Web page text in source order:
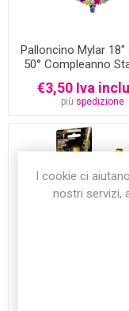
Palloncino Mylar 18''
50° Compleanno
€3,50 Iva
più spedizione
€5,90 Iva
I cookie ci
nostri servizi,